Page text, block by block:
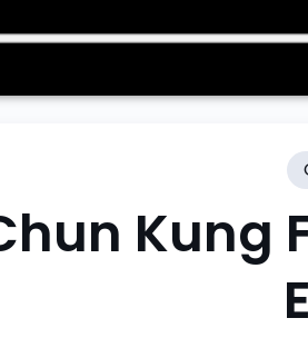
Kung